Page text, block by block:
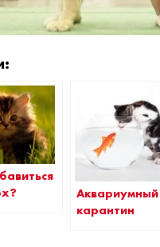
Аквариумный
карантин